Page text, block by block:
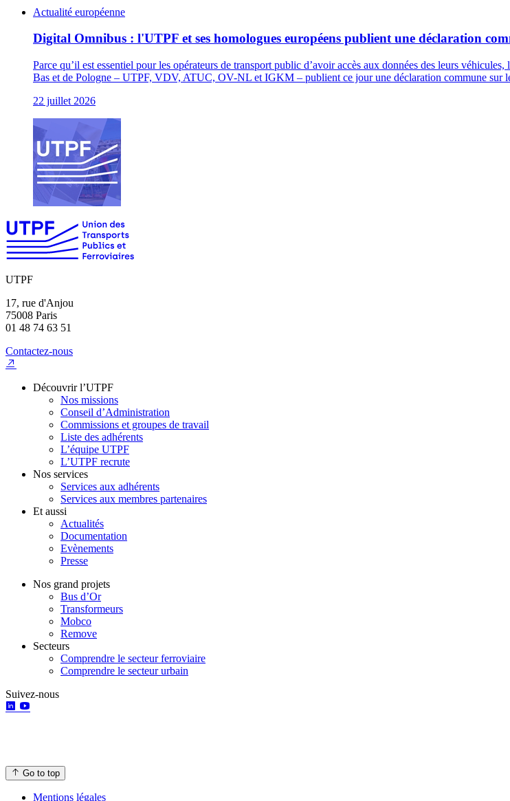
Actualité européenne
Digital Omnibus : l'UTPF et ses homologues européens publient une déclaration
Parce qu’il est essentiel pour les opérateurs de transport public d’avoir accès aux données des leurs
Bas et de Pologne – UTPF, VDV, ATUC, OV-NL et IGKM – publient ce jour une déclaration commune sur
22 juillet 2026
UTPF
17, rue d'Anjou
75008 Paris
01 48 74 63 51
Contactez-nous
Découvrir l’UTPF
Nos missions
Conseil d’Administration
Commissions et groupes de travail
Liste des adhérents
L’équipe UTPF
L’UTPF recrute
Nos services
Services aux adhérents
Services aux membres partenaires
Et aussi
Actualités
Documentation
Evènements
Presse
Nos grand projets
Bus d’Or
Transformeurs
Mobco
Remove
Secteurs
Comprendre le secteur ferroviaire
Comprendre le secteur urbain
Suivez-nous
Go to top
Mentions légales